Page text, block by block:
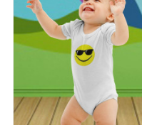
We’re